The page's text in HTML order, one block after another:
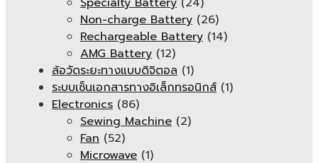
Non-charge Battery (26)
Rechargeable Battery (14)
AMG Battery (12)
ล้อวัดระยะทางแบบดิจิตอล (1)
ระบบเซ็นเอกสารทางอิเล็กทรอนิกส์ (1)
Electronics (86)
Sewing Machine (2)
Fan (52)
Microwave (1)